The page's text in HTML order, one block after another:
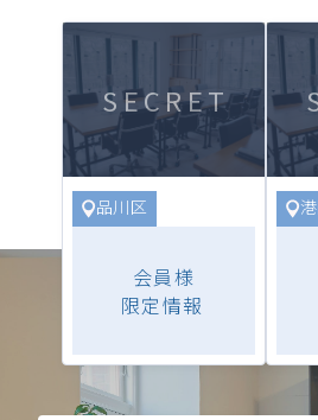
SECRET
品川区